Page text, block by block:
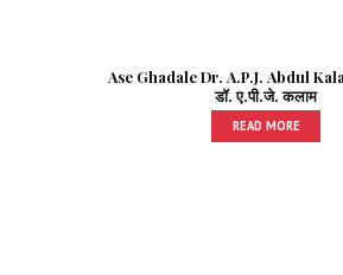
Ase Ghadale Dr. A.P.J. Abdul
डॉ. ए.पी.जे. कलाम
READ MORE